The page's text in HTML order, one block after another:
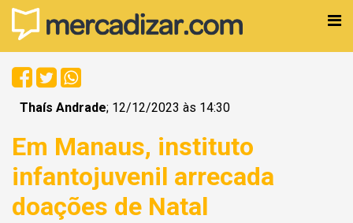
Thaís Andrade; 12/12/2023 às 14:30
Em Manaus, instituto
infantojuvenil arrecada
doações de Natal